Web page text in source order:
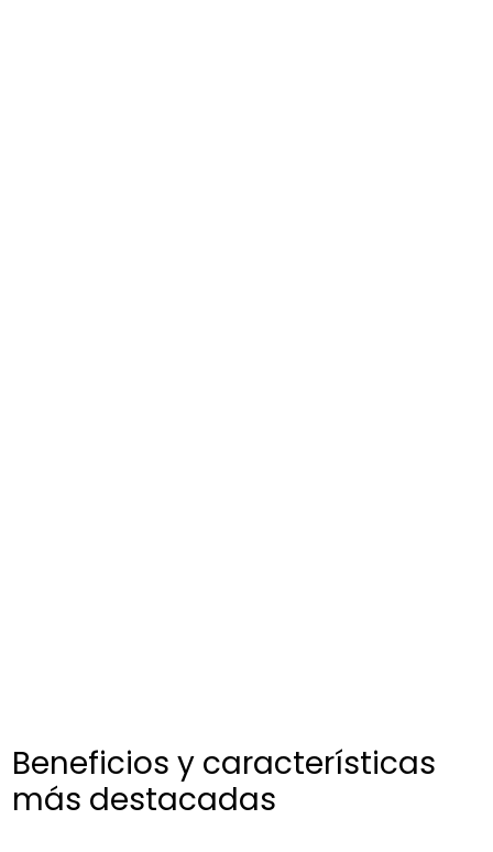
Beneficios y características
más destacadas